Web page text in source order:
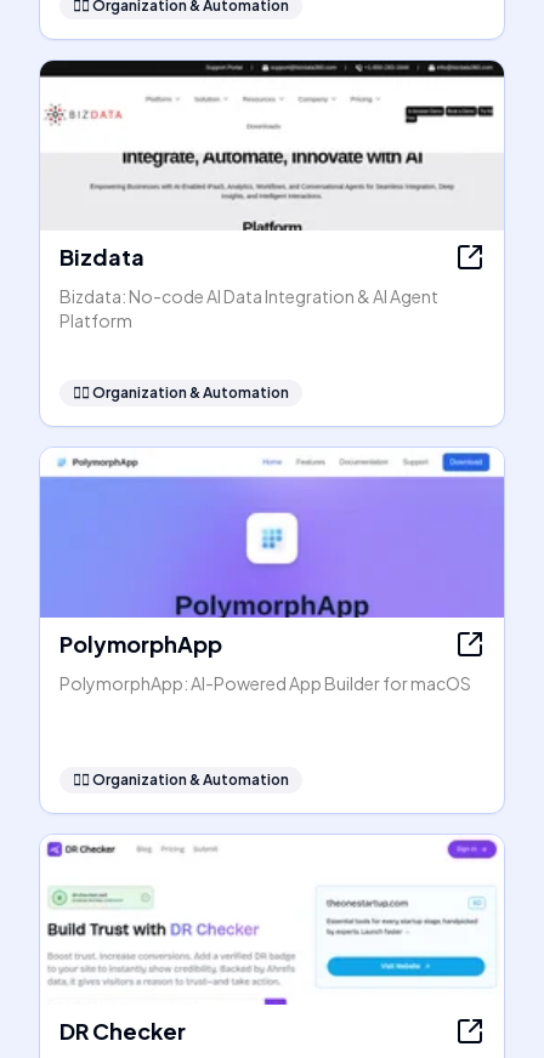
🧞‍♂️ Organization & Automation
Bizdata
Bizdata: No-code AI Data Integration & AI Agent
Platform
🧞‍♂️ Organization & Automation
PolymorphApp
PolymorphApp: AI-Powered App Builder for macOS
🧞‍♂️ Organization & Automation
DR Checker